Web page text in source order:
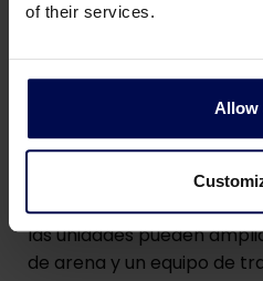
of their services.
Allow
Detalles
tambor
Las capacidades de las
varían entre 10 y 100
las unidades pueden
de arena y un equipo de